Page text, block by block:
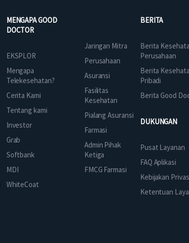
MENGAPA GOOD
DOCTOR
EKSPLOR
Mengapa
Telekesehatan?
Cerita Kami
Tentang kami
Investor
Grab
Softbank
MDI
WhiteCoat
Jaringan Mitra
Perusahaan
Asuransi
Fasilitas
Kesehatan
Pialang Asuransi
Farmasi
Admin Pihak
Ketiga
FMCG Farmasi
BERITA
Berita
Perusahaan
Berita
Pribadi
Berita Good
DUKUNGAN
Pusat Layanan
FAQ Aplikasi
Kebijakan
Ketentuan